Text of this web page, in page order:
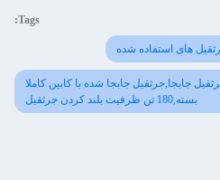
Tags:
های استفاده شده
جابجا,جرثقیل جابجا شده با کابین کاملا
بسته,180 تن ظرفیت بلند کردن جرثقیل